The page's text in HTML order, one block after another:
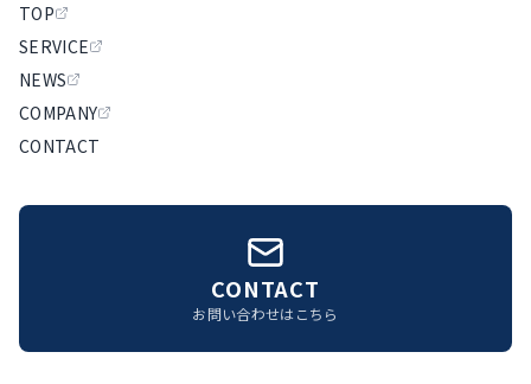
TOP
SERVICE
NEWS
COMPANY
CONTACT
CONTACT
お問い合わせはこちら